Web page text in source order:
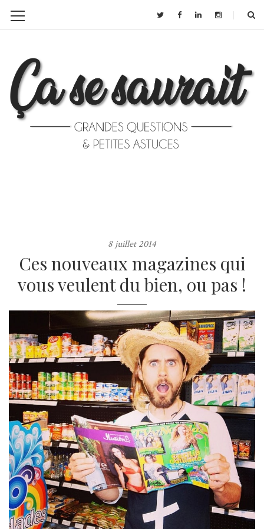
8 juillet 2014
Ces nouveaux magazines qui
vous veulent du bien, ou pas !